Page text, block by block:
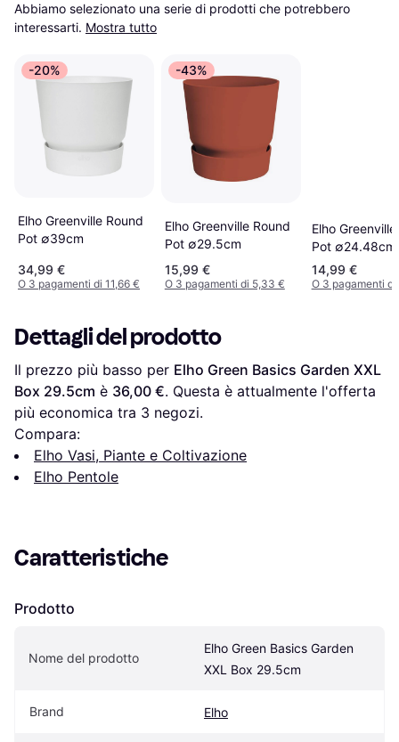
Abbiamo selezionato una serie di prodotti che potrebbero
interessarti. Mostra tutto
-20%
Elho Greenville Round
Pot ∅39cm
34,99 €
O 3 pagamenti di 11,66 €
-43%
Elho Greenville Round
Pot ∅29.5cm
15,99 €
O 3 pagamenti di 5,33 €
Elho
Pot ∅24.48cm
14,99 €
O 3 pagamenti
Dettagli del prodotto
Il prezzo più basso per Elho Green Basics Garden XXL
Box 29.5cm è 36,00 €. Questa è attualmente l'offerta
più economica tra 3 negozi.
Compara:
Elho Vasi, Piante e Coltivazione
Elho Pentole
Caratteristiche
Prodotto
Nome del prodotto
Elho Green Basics Garden
XXL Box 29.5cm
Brand Elho